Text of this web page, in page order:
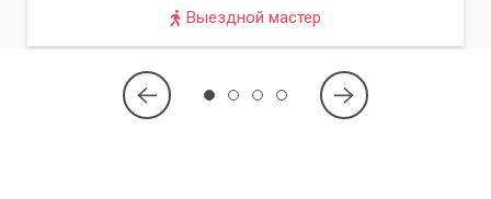
Выездной мастер